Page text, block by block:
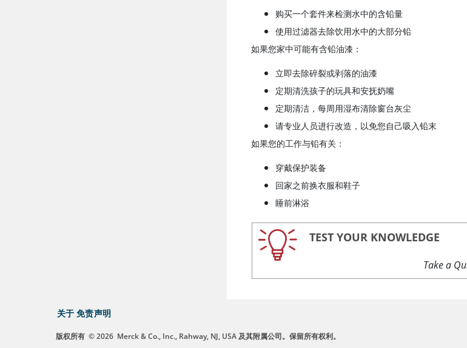
购买一个套件来检测水中的含铅量
使用过滤器去除饮用水中的大部分铅
如果您家中可能有含铅油漆：
立即去除碎裂或剥落的油漆
定期清洗孩子的玩具和安抚奶嘴
定期清洁，每周用湿布清除窗台灰尘
请专业人员进行改造，以免您自己吸入铅末
如果您的工作与铅有关：
穿戴保护装备
回家之前换衣服和鞋子
睡前淋浴
TEST YOUR KNOWLEDGE
Take a
关于 免责声明
版权所有 © 2026 Merck & Co., Inc., Rahway, NJ, USA 及其附属公司。保留所有权利。